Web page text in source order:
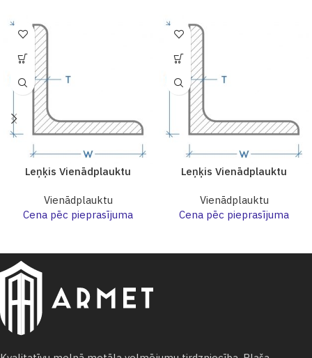
Leņķis Vienādplauktu
Vienādplauktu
Cena pēc pieprasījuma
Leņķis Vienādplauktu
Vienādplauktu
Cena pēc pieprasījuma